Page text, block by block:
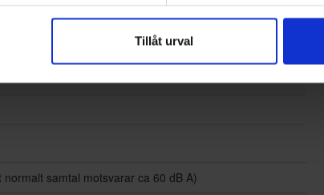
Tillåt urval
normalt samtal motsvarar ca 60 dB A)